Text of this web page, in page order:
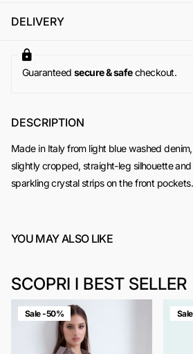
importo, utilizzabile per un successivo
Per maggiori informazioni, si invita a
dedicata aiResi e Rimborsi.
DELIVERY
Guaranteed secure & safecheckout.
DESCRIPTION
Made in Italy from light blue washed
slightly cropped, straight-leg silhouette
sparkling crystal strips on the front pockets.
YOU MAY ALSO LIKE
SCOPRI I BEST SELLER
Sale -50%